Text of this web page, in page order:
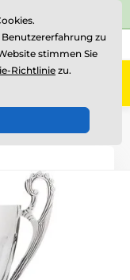
auf
+43 676 361 37 22
zu
stimmen Sie
Richtlinie zu.